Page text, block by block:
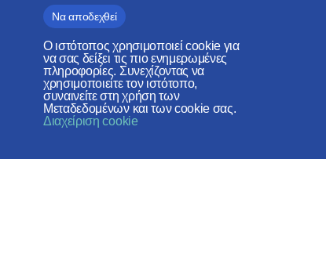
Να αποδεχθεί
Ο ιστότοπος χρησιμοποιεί cookie για
να σας δείξει τις πιο ενημερωμένες
πληροφορίες. Συνεχίζοντας να
χρησιμοποιείτε τον ιστότοπο,
συναινείτε στη χρήση των
Μεταδεδομένων και των cookie σας.
Διαχείριση cookie
Εκκλησιαστικων Σχέσεων
ΠΑΤΡΙΑΡΧΕΊΟ ΜΌΣΧΑΣ
Веб-сайт создан при содействии
Фонда поддержки христианской